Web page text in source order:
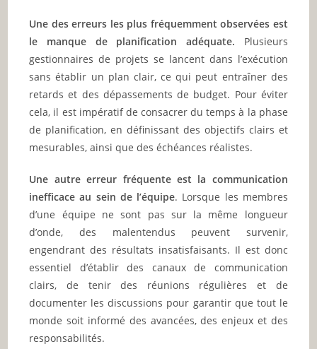
Une des erreurs les plus fréquemment observées est
le manque de planification adéquate. Plusieurs
gestionnaires de projets se lancent dans l’exécution
sans établir un plan clair, ce qui peut entraîner des
retards et des dépassements de budget. Pour éviter
cela, il est impératif de consacrer du temps à la phase
de planification, en définissant des objectifs clairs et
mesurables, ainsi que des échéances réalistes.
Une autre erreur fréquente est la communication
inefficace au sein de l’équipe. Lorsque les membres
d’une équipe ne sont pas sur la même longueur
d’onde, des malentendus peuvent survenir,
engendrant des résultats insatisfaisants. Il est donc
essentiel d’établir des canaux de communication
clairs, de tenir des réunions régulières et de
documenter les discussions pour garantir que tout le
monde soit informé des avancées, des enjeux et des
responsabilités.